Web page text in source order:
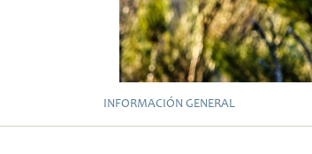
INFORMACIÓN GENERAL